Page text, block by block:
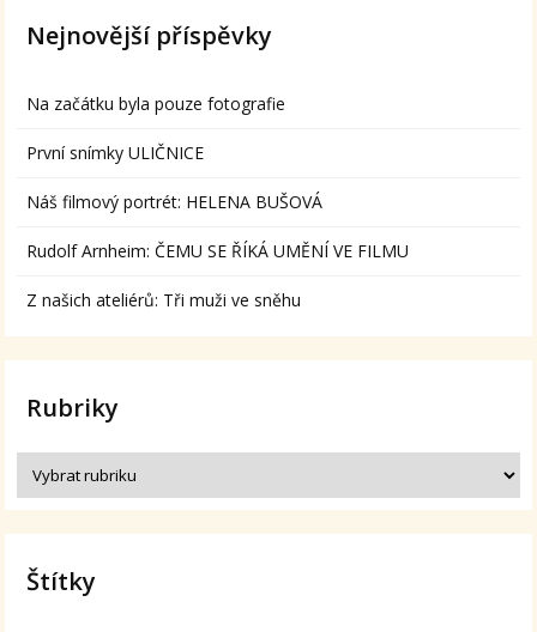
Nejnovější příspěvky
Na začátku byla pouze fotografie
První snímky ULIČNICE
Náš filmový portrét: HELENA BUŠOVÁ
Rudolf Arnheim: ČEMU SE ŘÍKÁ UMĚNÍ VE FILMU
Z našich ateliérů: Tři muži ve sněhu
Rubriky
Štítky